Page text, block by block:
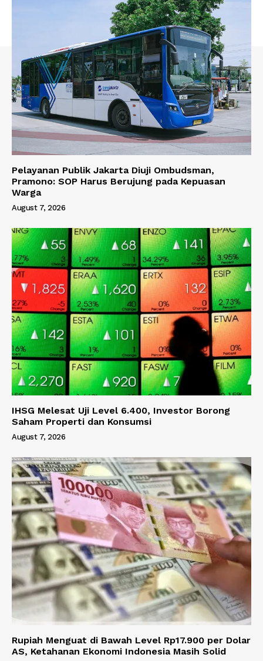
Pelayanan Publik Jakarta Diuji Ombudsman,
Pramono: SOP Harus Berujung pada Kepuasan
Warga
August 7, 2026
IHSG Melesat Uji Level 6.400, Investor Borong
Saham Properti dan Konsumsi
August 7, 2026
Rupiah Menguat di Bawah Level Rp17.900 per Dolar
AS, Ketahanan Ekonomi Indonesia Masih Solid